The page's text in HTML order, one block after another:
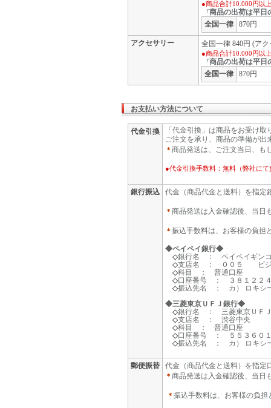
●商品合計10.000円以
「商品の出荷は平日
全国一律
870円
アクセサリー 全国一律 840円 (ア
●商品合計10.000円以
「商品の出荷は平日
全国一律
870円
お支払い方法について
代金引換
「代金引換」は商品をお受け
ご注文を承り、商品の準備が出
＊ 商品発送は、ご注文当日、も
●代金引換手数料：無料（弊社に
銀行振込 代金（商品代金と送料）を指定
＊ 商品発送は入金確認後、当日
＊ 振込手数料は、お客様の負担
◆ペイペイ銀行◆
◇銀行名 ： ペイペイギン
◇支店名 ： ００５ ビジ
◇科目 ： 普通口座
◇口座番号 ： ３８１２２
◇振込先名 ： カ） ロキシ
◆三菱東京ＵＦＪ銀行◆
◇銀行名 ： 三菱東京ＵＦ
◇支店名 ： 渋谷中央
◇科目 ： 普通口座
◇口座番号 ： ５５３６０
◇振込先名 ： カ） ロキシ
郵便振替 代金（商品代金と送料）を指定
＊ 商品発送は入金確認後、当日
＊ 振込手数料は、お客様の負担